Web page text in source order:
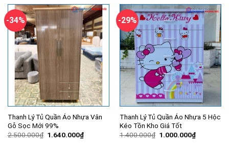
-34%
Thanh Lý Tủ Quần Áo Nhựa Vân
Gỗ Sọc Mới 99%
2.500.000₫ Giá
1.640.000₫Giá
hiện
-29%
Thanh Lý Tủ Quần Áo Nhựa 5 Hộc
Kéo Tồn Kho Giá Tốt
1.400.000₫ Giá
1.000.000₫Giá
hiện